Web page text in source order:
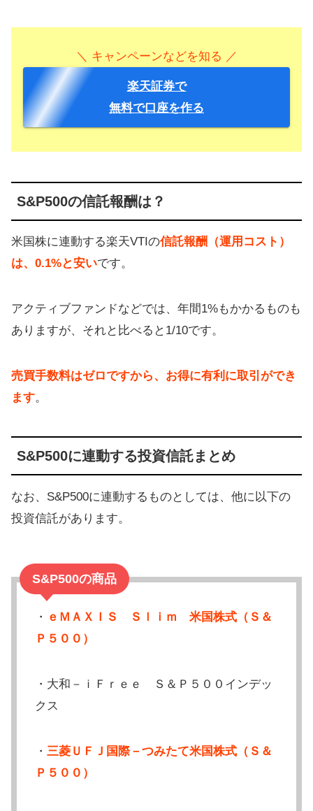
＼ キャンペーンなどを知る ／
楽天証券で
無料で口座を作る
S&P500の信託報酬は？
米国株に連動する楽天VTIの信託報酬（運用コスト）
は、0.1%と安いです。
アクティブファンドなどでは、年間1%もかかるものも
ありますが、それと比べると1/10です。
売買手数料はゼロですから、お得に有利に取引ができ
ます。
S&P500に連動する投資信託まとめ
なお、S&P500に連動するものとしては、他に以下の
投資信託があります。
S&P500の商品
・ ｅＭＡＸＩＳ Ｓｌｉｍ 米国株式（Ｓ＆
Ｐ５００）
・大和－ｉＦｒｅｅ Ｓ＆Ｐ５００インデッ
クス
・ 三菱ＵＦＪ国際－つみたて米国株式（Ｓ＆
Ｐ５００）